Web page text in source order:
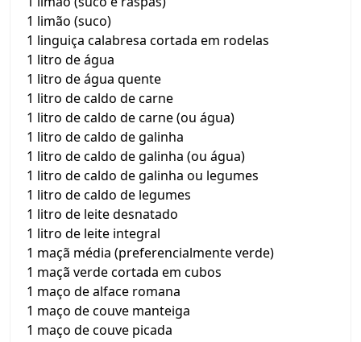
1 limão (suco)
1 linguiça calabresa cortada em rodelas
1 litro de água
1 litro de água quente
1 litro de caldo de carne
1 litro de caldo de carne (ou água)
1 litro de caldo de galinha
1 litro de caldo de galinha (ou água)
1 litro de caldo de galinha ou legumes
1 litro de caldo de legumes
1 litro de leite desnatado
1 litro de leite integral
1 maçã média (preferencialmente verde)
1 maçã verde cortada em cubos
1 maço de alface romana
1 maço de couve manteiga
1 maço de couve picada